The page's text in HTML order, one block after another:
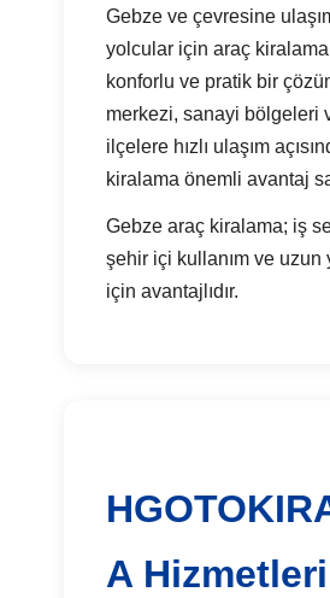
Gebze ve çevresine
yolcular için araç
konforlu ve pratik bir
merkezi, sanayi bölgeleri
ilçelere hızlı ulaşım
kiralama önemli avantaj
Gebze araç kiralama; iş
şehir içi kullanım ve uzun
için avantajlıdır.
A Hizmetleri